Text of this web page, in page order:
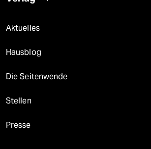
Aktuelles
Hausblog
Die Seitenwende
Stellen
Presse